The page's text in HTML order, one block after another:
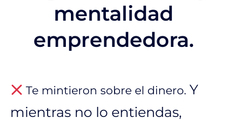
mentalidad
emprendedora.
Te mintieron sobre el dinero.Y
mientras no lo entiendas,